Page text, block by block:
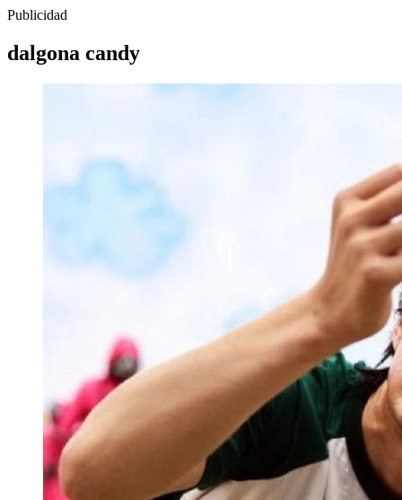
Publicidad
dalgona candy